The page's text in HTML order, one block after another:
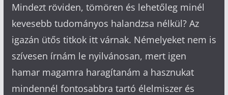
Mindezt röviden, tömören és lehetőleg minél
kevesebb tudományos halandzsa nélkül? Az
igazán ütős titkok itt várnak. Némelyeket nem is
szívesen írnám le nyilvánosan, mert igen
hamar magamra haragítanám a hasznukat
mindennél fontosabbra tartó élelmiszer és